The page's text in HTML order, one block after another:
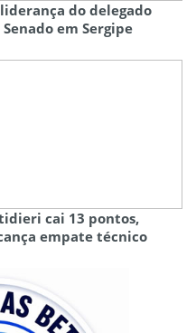
do delegado
em Sergipe
cai 13 pontos,
empate técnico